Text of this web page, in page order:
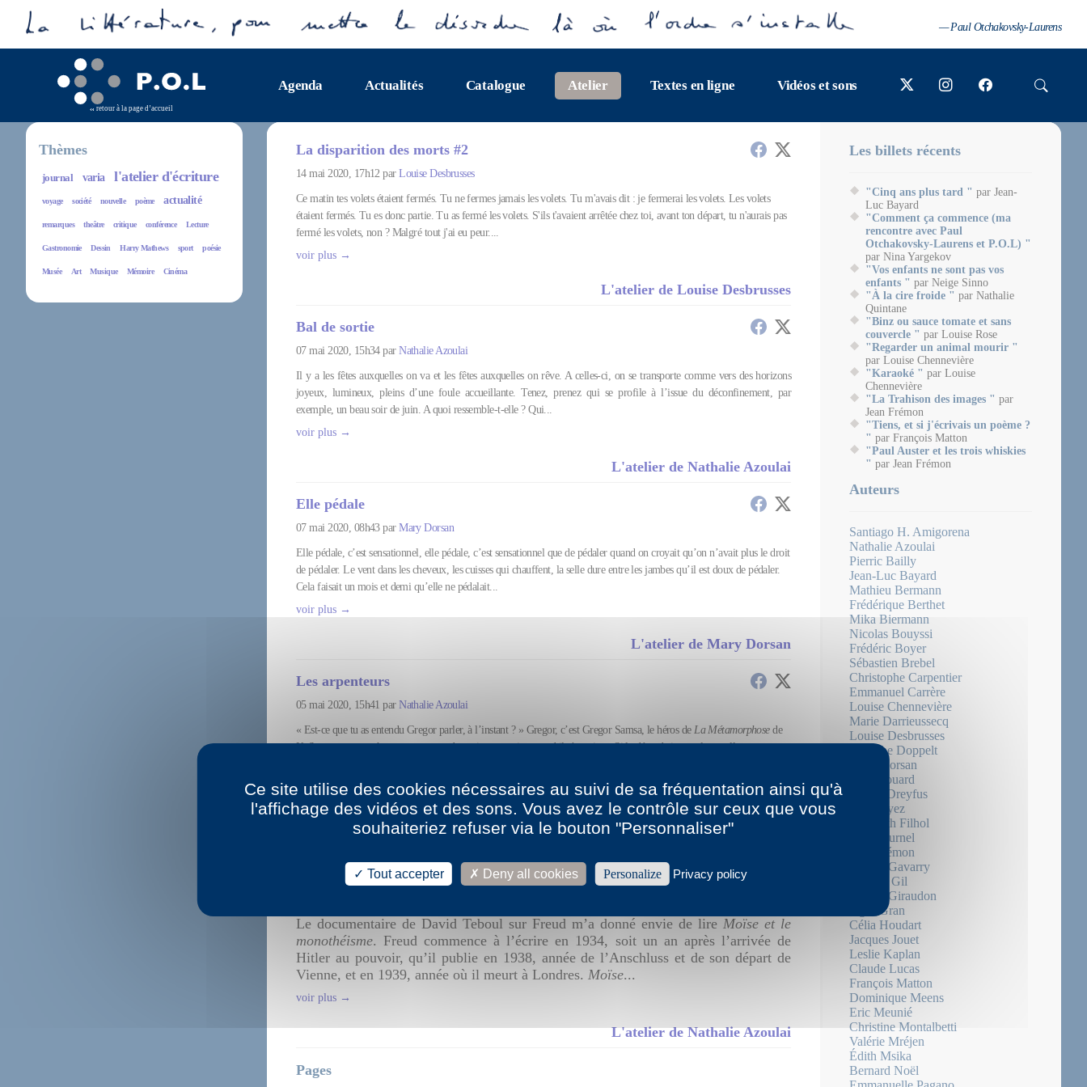
— Paul Otchakovsky-Laurens
retour à la page d’accueil
Agenda Actualités Catalogue Atelier Textes en ligne Vidéos et sons
Thèmes
journal varia l'atelier d'écriture
voyage société nouvelle poème actualité
remarques theâtre critique conférence Lecture
Gastronomie Dessin Harry Mathews sport poésie
Musée Art Musique Mémoire Cinéma
La disparition des morts #2
14 mai 2020, 17h12 parLouise Desbrusses
Ce matin tes volets étaient fermés. Tu ne fermes jamais les volets. Tu m'avais dit : je fermerai les volets. Les volets
étaient fermés. Tu es donc partie. Tu as fermé les volets. S'ils t'avaient arrêtée chez toi, avant ton départ, tu n'aurais pas
fermé les volets, non ? Malgré tout j'ai eu peur....
voir plus →
L'atelier de Louise Desbrusses
Bal de sortie
07 mai 2020, 15h34 parNathalie Azoulai
Il y a les fêtes auxquelles on va et les fêtes auxquelles on rêve. A celles-ci, on se transporte comme vers des horizons
joyeux, lumineux, pleins d’une foule accueillante. Tenez, prenez qui se profile à l’issue du déconfinement, par
exemple, un beau soir de juin. A quoi ressemble-t-elle ? Qui...
voir plus →
L'atelier de Nathalie Azoulai
Elle pédale
07 mai 2020, 08h43 parMary Dorsan
Elle pédale, c’est sensationnel, elle pédale, c’est sensationnel que de pédaler quand on croyait qu’on n’avait plus le droit
de pédaler. Le vent dans les cheveux, les cuisses qui chauffent, la selle dure entre les jambes qu’il est doux de pédaler.
Cela faisait un mois et demi qu’elle ne pédalait...
voir plus →
L'atelier de Mary Dorsan
Les arpenteurs
05 mai 2020, 15h41 parNathalie Azoulai
« Est-ce que tu as entendu Gregor parler, à l’instant ? » Gregor, c’est Gregor Samsa, le héros deLa Métamorphosede
Kafka, que ses proches comprennent de moins en moins quand il s’exprime. Si la dégradation est lente, elle est
voir plus →
L'atelier de Nathalie Azoulai
30 avril 2020, 12h36 parNathalie Azoulai
Le documentaire de David Teboul sur Freud m’a donné envie de lire Moïse et le
monothéisme. Freud commence à l’écrire en 1934, soit un an après l’arrivée de
Hitler au pouvoir, qu’il publie en 1938, année de l’Anschluss et de son départ de
Vienne, et en 1939, année où il meurt à Londres. Moïse...
voir plus →
L'atelier de Nathalie Azoulai
Pages
Les billets récents
"Cinq ans plus tard " par Jean-
Luc Bayard
"Comment ça commence (ma
rencontre avec Paul
Otchakovsky-Laurens et P.O.L) "
par Nina Yargekov
"Vos enfants ne sont pas vos
enfants " par Neige Sinno
"À la cire froide " par Nathalie
Quintane
"Binz ou sauce tomate et sans
couvercle " par Louise Rose
"Regarder un animal mourir "
par Louise Chennevière
"Karaoké " par Louise
Chennevière
"La Trahison des images " par
Jean Frémon
"Tiens, et si j'écrivais un poème ?
" par François Matton
"Paul Auster et les trois whiskies
" par Jean Frémon
Auteurs
Santiago H. Amigorena
Nathalie Azoulai
Pierric Bailly
Jean-Luc Bayard
Mathieu Bermann
Frédérique Berthet
Mika Biermann
Nicolas Bouyssi
Frédéric Boyer
Sébastien Brebel
Christophe Carpentier
Emmanuel Carrère
Louise Chennevière
Marie Darrieussecq
Louise Desbrusses
Suzanne Doppelt
Mary Dorsan
Julie Douard
Arthur Dreyfus
Aiat Fayez
Elisabeth Filhol
Paul Fournel
Jean Frémon
Gérard Gavarry
Isabelle Gil
Liliane Giraudon
Iegor Gran
Célia Houdart
Jacques Jouet
Leslie Kaplan
Claude Lucas
François Matton
Dominique Meens
Eric Meunié
Christine Montalbetti
Valérie Mréjen
Édith Msika
Bernard Noël
Ce site utilise des cookies nécessaires au suivi de sa fréquentation ainsi qu'à
l'affichage des vidéos et des sons. Vous avez le contrôle sur ceux que vous
souhaiteriez refuser via le bouton "Personnaliser"
Tout accepter Deny all cookies Personalize Privacy policy